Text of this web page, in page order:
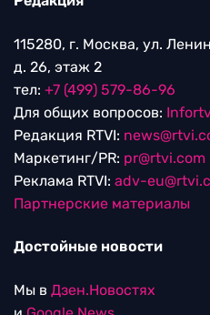
115280, г. Москва, ул.
д. 26, этаж 2
тел: +7 (499) 579-86-96
Для общих вопросов:
Редакция RTVI:
Маркетинг/PR: pr@rtvi.com
Реклама RTVI: adv-
Партнерские материалы
Достойные новости
Мы в Дзен.Новостях